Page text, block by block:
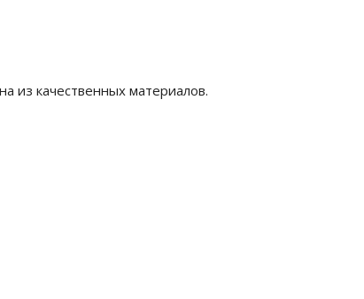
из качественных материалов.